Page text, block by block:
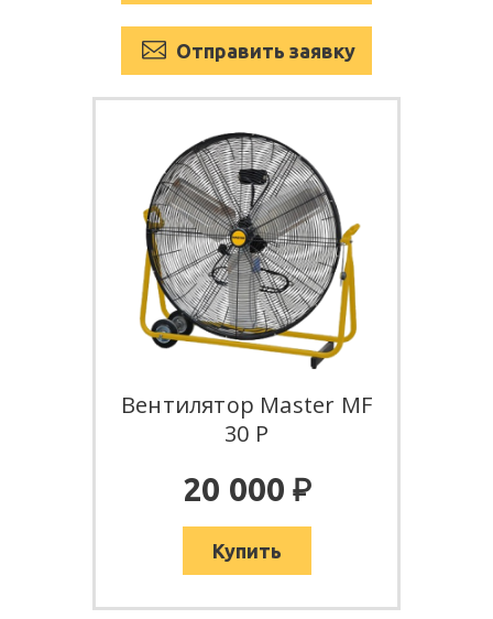
Отправить заявку
Вентилятор Master MF
30 P
20 000:
Купить